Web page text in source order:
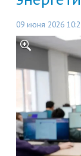
09 июня 2026